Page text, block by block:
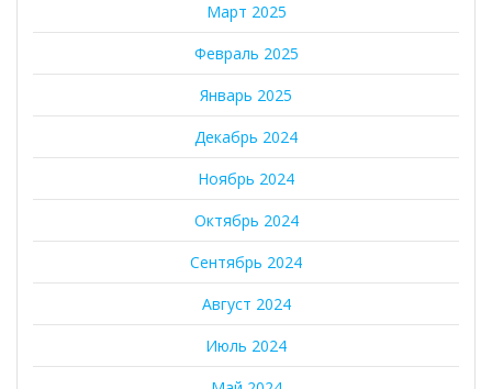
Март 2025
Февраль 2025
Январь 2025
Декабрь 2024
Ноябрь 2024
Октябрь 2024
Сентябрь 2024
Август 2024
Июль 2024